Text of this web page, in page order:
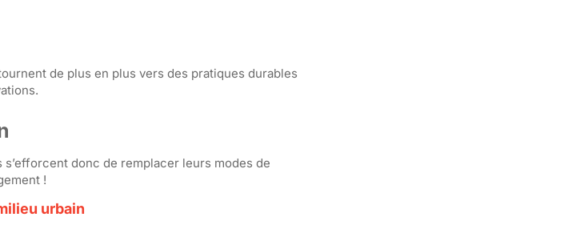
de plus en plus vers des pratiques durables
donc de remplacer leurs modes de
!
urbain